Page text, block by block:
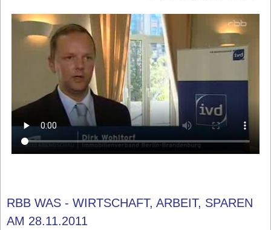
RBB WAS - WIRTSCHAFT, ARBEIT, SPAREN
AM 28.11.2011